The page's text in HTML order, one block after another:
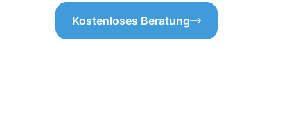
Kostenloses Beratung